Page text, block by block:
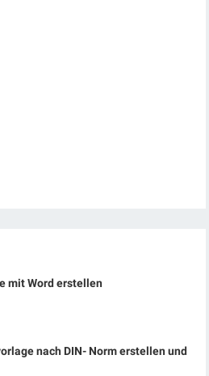
mit Word erstellen
nach DIN- Norm erstellen und